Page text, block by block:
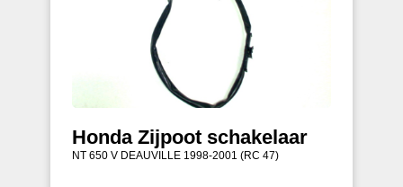
Honda Zijpoot schakelaar
NT 650 V DEAUVILLE 1998-2001 (RC 47)